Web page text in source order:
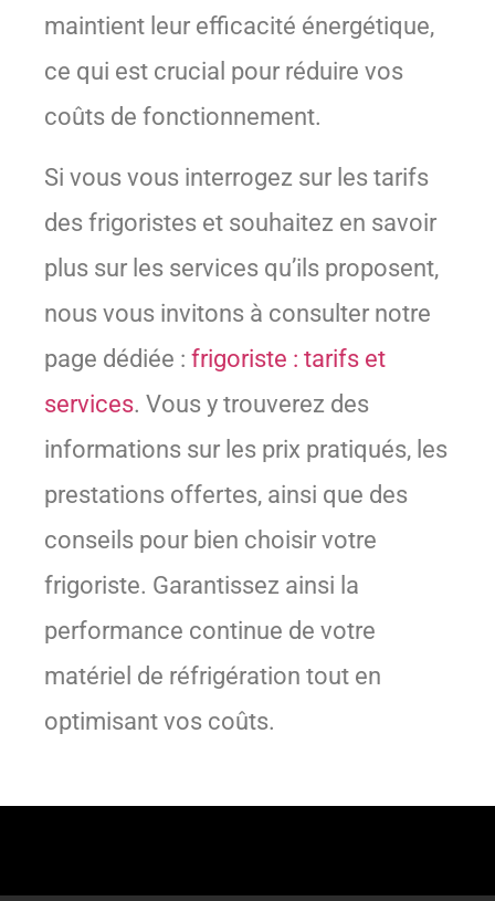
maintient leur efficacité énergétique,
ce qui est crucial pour réduire vos
coûts de fonctionnement.
Si vous vous interrogez sur les tarifs
des frigoristes et souhaitez en savoir
plus sur les services qu’ils proposent,
nous vous invitons à consulter notre
page dédiée : frigoriste : tarifs et
services. Vous y trouverez des
informations sur les prix pratiqués, les
prestations offertes, ainsi que des
conseils pour bien choisir votre
frigoriste. Garantissez ainsi la
performance continue de votre
matériel de réfrigération tout en
optimisant vos coûts.